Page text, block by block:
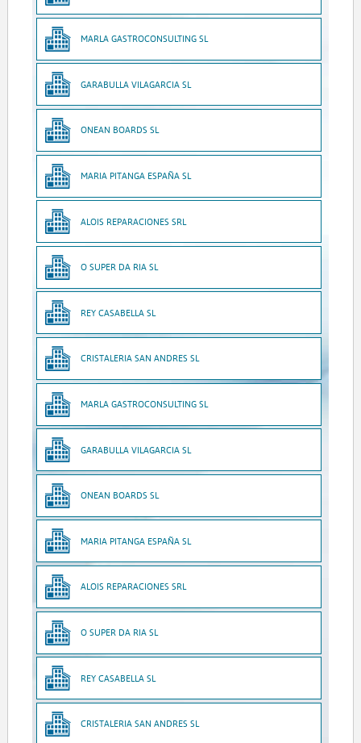
MARLA GASTROCONSULTING SL
GARABULLA VILAGARCIA SL
ONEAN BOARDS SL
MARIA PITANGA ESPAÑA SL
ALOIS REPARACIONES SRL
O SUPER DA RIA SL
REY CASABELLA SL
CRISTALERIA SAN ANDRES SL
MARLA GASTROCONSULTING SL
GARABULLA VILAGARCIA SL
ONEAN BOARDS SL
MARIA PITANGA ESPAÑA SL
ALOIS REPARACIONES SRL
O SUPER DA RIA SL
REY CASABELLA SL
CRISTALERIA SAN ANDRES SL